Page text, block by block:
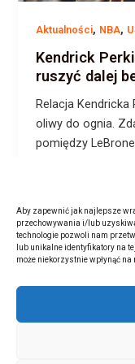
Aby zapewnić jak najlepsze
przechowywania i/lub
technologie pozwoli nam
lub unikalne identyfikatory na
może niekorzystnie wpłynąć na
Aktualności, NBA,
Kendrick
ruszyć dalej
Relacja Kendricka
oliwy do ognia.
pomiędzy
Copyright © 2026